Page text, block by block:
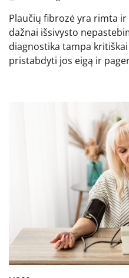
Plaučių fibrozė yra rimta
dažnai išsivysto
diagnostika tampa
pristabdyti jos eigą ir